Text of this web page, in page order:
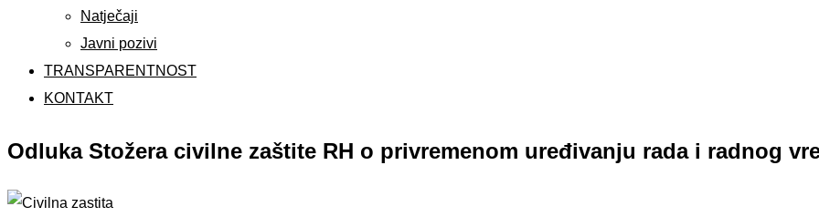
Natječaji
Javni pozivi
TRANSPARENTNOST
KONTAKT
Odluka Stožera civilne zaštite RH o privremenom uređivanju rada i radnog